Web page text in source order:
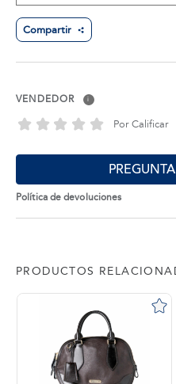
Compartir
VENDEDOR i
Por Calificar
Política de devoluciones
PRODUCTOS